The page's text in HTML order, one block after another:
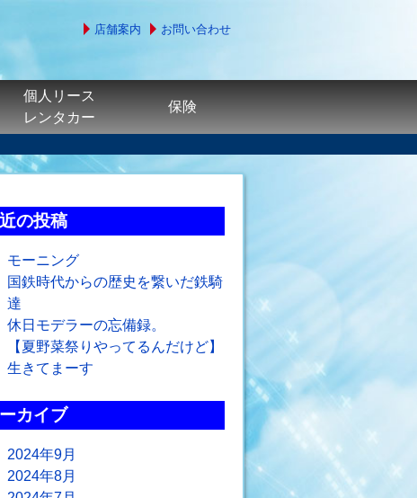
店舗案内 お問い合わせ
個人リース
レンタカー
保険
の投稿
モーニング
国鉄時代からの歴史を繋いだ鉄騎
達
休日モデラーの忘備録。
【夏野菜祭りやってるんだけど】
生きてまーす
カイブ
2024年9月
2024年8月